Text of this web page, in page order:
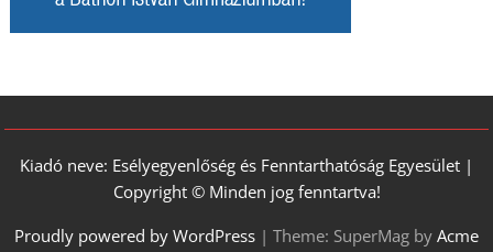
Kiadó neve: Esélyegyenlőség és Fenntarthatóság Egyesület |
Copyright © Minden jog fenntartva!
Proudly powered by WordPress | Theme: SuperMag by Acme